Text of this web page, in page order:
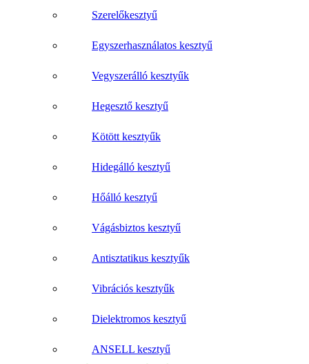
Szerelőkesztyű
Egyszerhasználatos kesztyű
Vegyszerálló kesztyűk
Hegesztő kesztyű
Kötött kesztyűk
Hidegálló kesztyű
Hőálló kesztyű
Vágásbiztos kesztyű
Antisztatikus kesztyűk
Vibrációs kesztyűk
Dielektromos kesztyű
ANSELL kesztyű